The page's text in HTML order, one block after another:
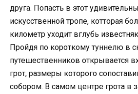
друга. Попасть в этот
искусственной тропе, котторая
километр уходит вглубь
Пройдя по короткому туннелю в
путешественников открывается
грот, размеры которого
собором. В самом центре грота в